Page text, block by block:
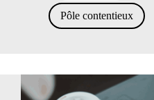
Pôle contentieux